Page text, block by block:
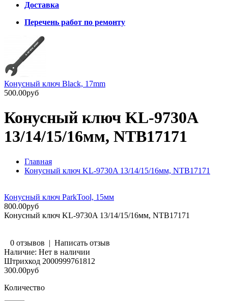
Доставка
Перечень работ по ремонту
Конусный ключ Black, 17mm
500.00руб
Конусный ключ KL-9730A
13/14/15/16мм, NTB17171
Главная
Конусный ключ KL-9730A 13/14/15/16мм, NTB17171
Конусный ключ ParkTool, 15мм
800.00руб
Конусный ключ KL-9730A 13/14/15/16мм, NTB17171
0 отзывов | Написать отзыв
Наличие: Нет в наличии
Штрихкод 2000999761812
300.00руб
Количество